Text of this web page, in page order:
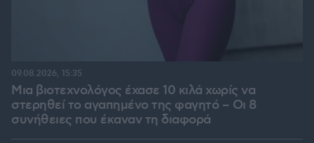
Μια βιοτεχνολόγος έχασε 10 κιλά χωρίς να
στερηθεί το αγαπημένο της φαγητό – Οι 8
συνήθειες που έκαναν τη διαφορά
09.08.2026, 15:35